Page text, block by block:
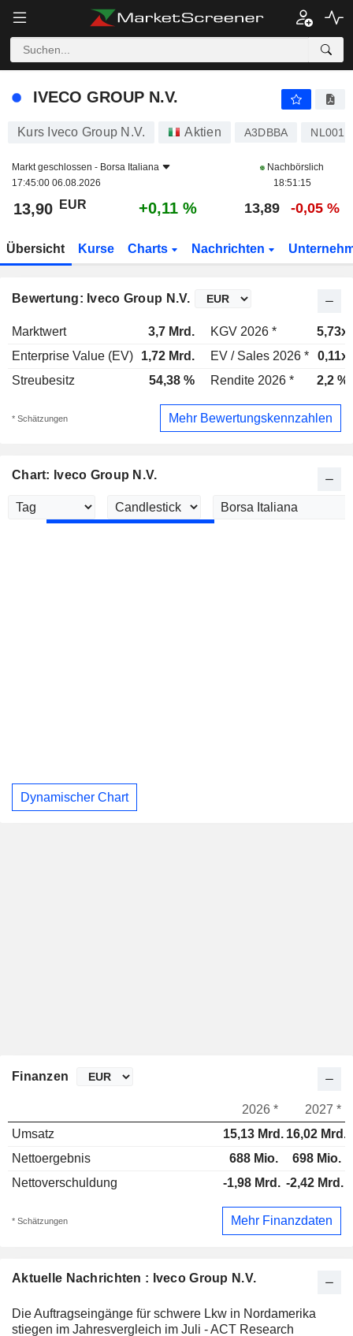
IVECO GROUP N.V.
IVECO GROUP N.V.
Kurs Iveco Group N.V. Aktien A3DBBA
Markt geschlossen - Borsa Italiana
17:45:00 06.08.2026
Nachbörslich
18:51:15
13,90 EUR +0,11 % 13,89 -0,05 %
Übersicht Kurse Charts Nachrichten
Bewertung: Iveco Group N.V.
Marktwert 3,7 Mrd. KGV 2026 *
5,73x
Enterprise Value (EV)
1,72 Mrd. EV / Sales 2026 *
0,11x
Streubesitz
54,38 % Rendite 2026 * 2,2 %
* Schätzungen Mehr Bewertungskennzahlen
Chart: Iveco Group N.V.
Dynamischer Chart
Aktuelle Nachrichten : Iveco Group N.V.
Die Auftragseingänge für schwere Lkw in Nordamerika
stiegen im Jahresvergleich im Juli - ACT Research
Finanzen
2026 *
2027 *
Umsatz
15,13 Mrd. 16,02 Mrd.
Nettoergebnis
688 Mio.
698 Mio.
Nettoverschuldung
-1,98 Mrd. -2,42 Mrd.
* Schätzungen Mehr Finanzdaten